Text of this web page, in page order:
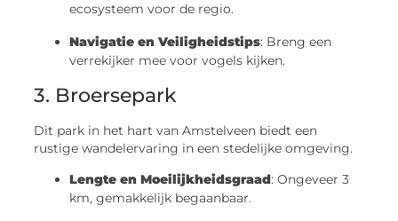
ecosysteem voor de regio.
Navigatie en Veiligheidstips: Breng een
verrekijker mee voor vogels kijken.
3. Broersepark
Dit park in het hart van Amstelveen biedt een
rustige wandelervaring in een stedelijke omgeving.
Lengte en Moeilijkheidsgraad: Ongeveer 3
km, gemakkelijk begaanbaar.